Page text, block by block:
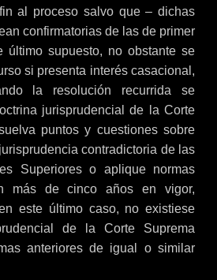
al proceso salvo que – dichas
confirmatorias de las de primer
último supuesto, no obstante se
si presenta interés casacional,
la resolución recurrida se
jurisprudencial de la Corte
puntos y cuestiones sobre
contradictoria de las
Superiores o aplique normas
más de cinco años en vigor,
este último caso, no existiese
de la Corte Suprema
anteriores de igual o similar